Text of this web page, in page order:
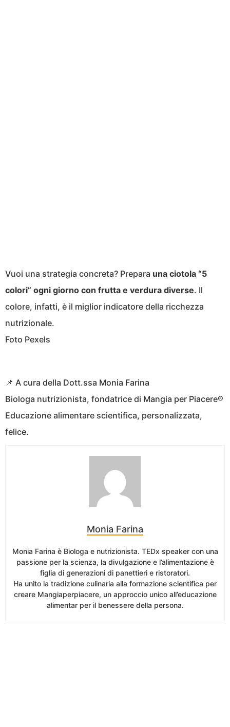
Vuoi una strategia concreta? Prepara una ciotola “5
colori” ogni giorno con frutta e verdura diverse. Il
colore, infatti, è il miglior indicatore della ricchezza
nutrizionale.
Foto Pexels
📌 A cura della Dott.ssa Monia Farina
Biologa nutrizionista, fondatrice di Mangia per Piacere®
Educazione alimentare scientifica, personalizzata,
felice.
Monia Farina
Monia Farina è Biologa e nutrizionista. TEDx speaker con una
passione per la scienza, la divulgazione e l’alimentazione è
figlia di generazioni di panettieri e ristoratori.
Ha unito la tradizione culinaria alla formazione scientifica per
creare Mangiaperpiacere, un approccio unico all’educazione
alimentar per il benessere della persona.